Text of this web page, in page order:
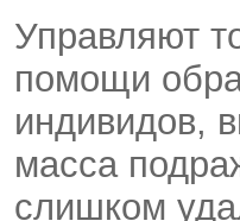
Управляют
помощи
индивидов,
масса
слишком